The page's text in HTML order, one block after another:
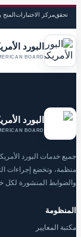
تحققمركز الاختباراتالمنح
البورد
BOARD
البورد
BOARD
جميع خدمات البورد
منظمة، وتخضع إجراءات
والضوابط المنشورة لكل
المنظومة
مكتبة المعايير